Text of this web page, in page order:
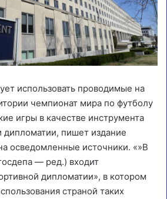
использовать проводимые на
чемпионат мира по футболу
игры в качестве инструмента
дипломатии, пишет издание
осведомленные источники. «»В
— ред.) входит
дипломатии», в котором
страной таких